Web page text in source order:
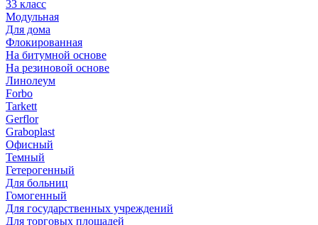
33 класс
Модульная
Для дома
Флокированная
На битумной основе
На резиновой основе
Линолеум
Forbo
Tarkett
Gerflor
Graboplast
Офисный
Темный
Гетерогенный
Для больниц
Гомогенный
Для государственных учреждений
Для торговых площадей